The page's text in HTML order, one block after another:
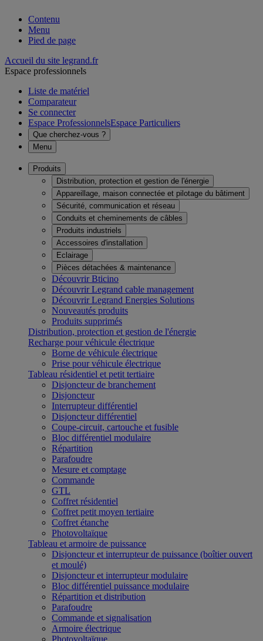
Contenu
Menu
Pied de page
Accueil du site legrand.fr
Espace professionnels
Liste de matériel
Comparateur
Se connecter
Espace ProfessionnelsEspace Particuliers
Que cherchez-vous ?
Menu
Produits
Distribution, protection et gestion de l'énergie
Appareillage, maison connectée et pilotage du bâtiment
Sécurité, communication et réseau
Conduits et cheminements de câbles
Produits industriels
Accessoires d'installation
Eclairage
Pièces détachées & maintenance
Découvrir Bticino
Découvrir Legrand cable management
Découvrir Legrand Energies Solutions
Nouveautés produits
Produits supprimés
Distribution, protection et gestion de l'énergie
Recharge pour véhicule électrique
Borne de véhicule électrique
Prise pour véhicule électrique
Tableau résidentiel et petit tertiaire
Disjoncteur de branchement
Disjoncteur
Interrupteur différentiel
Disjoncteur différentiel
Coupe-circuit, cartouche et fusible
Bloc différentiel modulaire
Répartition
Parafoudre
Mesure et comptage
Commande
GTL
Coffret résidentiel
Coffret petit moyen tertiaire
Coffret étanche
Photovoltaïque
Tableau et armoire de puissance
Disjoncteur et interrupteur de puissance (boîtier ouvert
et moulé)
Disjoncteur et interrupteur modulaire
Bloc différentiel puissance modulaire
Répartition et distribution
Parafoudre
Commande et signalisation
Armoire électrique
Photovoltaïque